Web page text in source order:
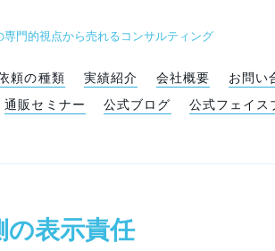
門的視点から売れるコンサルティング
頼の種類 実績紹介 会社概要
お問い
通販セミナー 公式ブログ 公式フェイス
表示責任